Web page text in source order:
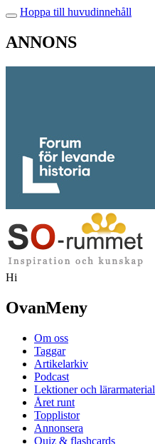
Hoppa till huvudinnehåll
ANNONS
Hi
OvanMeny
Om oss
Taggar
Artikelarkiv
Podcast
Lektioner och lärarmaterial
Året runt
Topplistor
Annonsera
Quiz & flashcards